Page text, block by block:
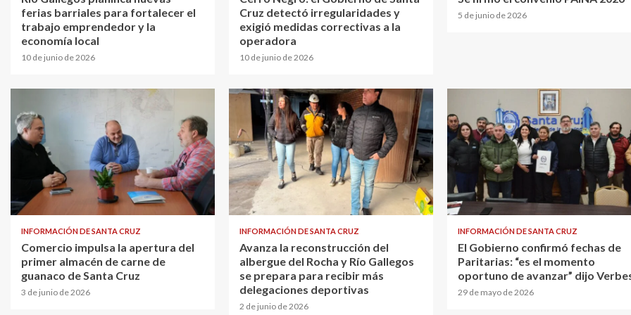
ferias barriales para fortalecer el
trabajo emprendedor y la
economía local
10 de junio de 2026
Cruz detectó irregularidades y
exigió medidas correctivas a la
operadora
10 de junio de 2026
5 de junio de 2026
INFORMACIÓN DE SANTA CRUZ
Comercio impulsa la apertura del
primer almacén de carne de
guanaco de Santa Cruz
3 de junio de 2026
INFORMACIÓN DE SANTA CRUZ
Avanza la reconstrucción del
albergue del Rocha y Río Gallegos
se prepara para recibir más
delegaciones deportivas
2 de junio de 2026
INFORMACIÓN DE SANTA CRUZ
El Gobierno confirmó fechas de
Paritarias: “es el momento
oportuno de avanzar” dijo
29 de mayo de 2026